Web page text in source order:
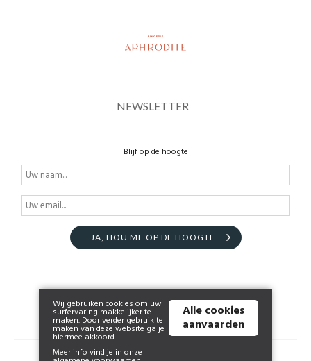
NEWSLETTER
Blijf op de hoogte
JA, HOU ME OP DE HOOGTE
© 2026 www.lingerieaphrodite.be | Powered by
Wij gebruiken cookies om uw
surfervaring makkelijker te
maken. Door verder gebruik te
maken van deze website ga je
hiermee akkoord.
Meer info vind je in onze
Alle cookies
aanvaarden